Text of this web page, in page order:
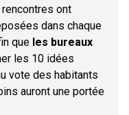
ont
dans chaque
que les bureaux
les 10 idées
vote des habitants
auront une portée